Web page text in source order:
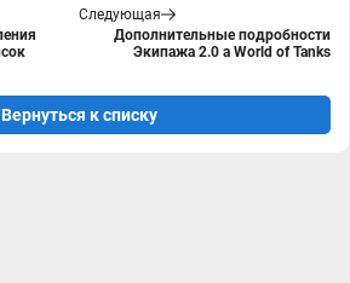
Следующая
Дополнительные подробности
Экипажа 2.0 а World of Tanks
Вернуться к списку